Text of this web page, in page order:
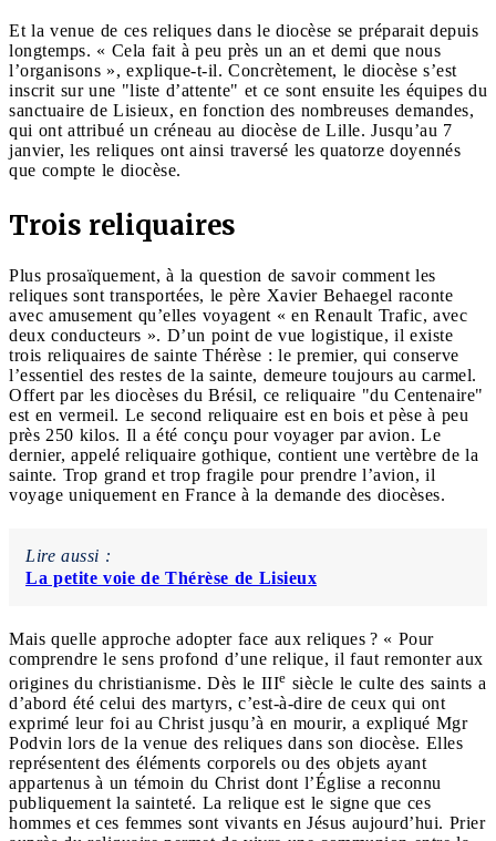
Et la venue de ces reliques dans le diocèse se préparait depuis
longtemps. « Cela fait à peu près un an et demi que nous
l’organisons », explique-t-il. Concrètement, le diocèse s’est
inscrit sur une "liste d’attente" et ce sont ensuite les équipes du
sanctuaire de Lisieux, en fonction des nombreuses demandes,
qui ont attribué un créneau au diocèse de Lille. Jusqu’au 7
janvier, les reliques ont ainsi traversé les quatorze doyennés
que compte le diocèse.
Trois reliquaires
Plus prosaïquement, à la question de savoir comment les
reliques sont transportées, le père Xavier Behaegel raconte
avec amusement qu’elles voyagent « en Renault Trafic, avec
deux conducteurs ». D’un point de vue logistique, il existe
trois reliquaires de sainte Thérèse : le premier, qui conserve
l’essentiel des restes de la sainte, demeure toujours au carmel.
Offert par les diocèses du Brésil, ce reliquaire "du Centenaire"
est en vermeil. Le second reliquaire est en bois et pèse à peu
près 250 kilos. Il a été conçu pour voyager par avion. Le
dernier, appelé reliquaire gothique, contient une vertèbre de la
sainte. Trop grand et trop fragile pour prendre l’avion, il
voyage uniquement en France à la demande des diocèses.
Lire aussi :
La petite voie de Thérèse de Lisieux
Mais quelle approche adopter face aux reliques ? « Pour
comprendre le sens profond d’une relique, il faut remonter aux
origines du christianisme. Dès le IIIe siècle le culte des saints a
d’abord été celui des martyrs, c’est-à-dire de ceux qui ont
exprimé leur foi au Christ jusqu’à en mourir, a expliqué Mgr
Podvin lors de la venue des reliques dans son diocèse. Elles
représentent des éléments corporels ou des objets ayant
appartenus à un témoin du Christ dont l’Église a reconnu
publiquement la sainteté. La relique est le signe que ces
hommes et ces femmes sont vivants en Jésus aujourd’hui. Prier